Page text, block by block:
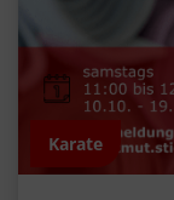
Karate